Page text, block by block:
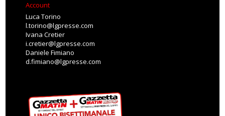
Account
Luca Torino
l.torino@lgpresse.com
Ivana Cretier
i.cretier@lgpresse.com
Daniele Fimiano
d.fimiano@lgpresse.com